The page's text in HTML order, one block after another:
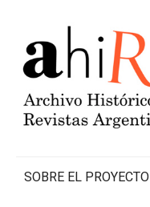
SOBRE EL PROYECTO